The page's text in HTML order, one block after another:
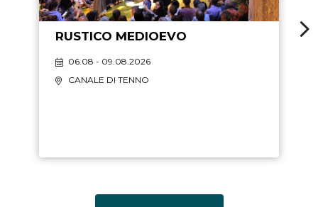
RUSTICO MEDIOEVO
06.08 - 09.08.2026
CANALE DI TENNO